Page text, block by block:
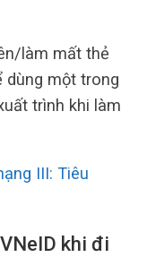
làm mất thẻ
dùng một trong
trình khi làm
III: Tiêu
khi đi